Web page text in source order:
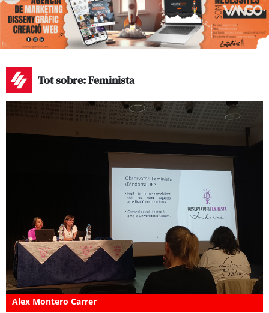
Tot sobre: Feminista
Alex Montero Carrer